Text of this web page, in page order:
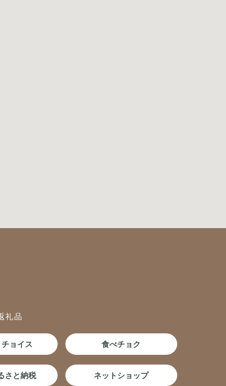
礼品
ョイス 食べチョク
さと納税 ネットショップ